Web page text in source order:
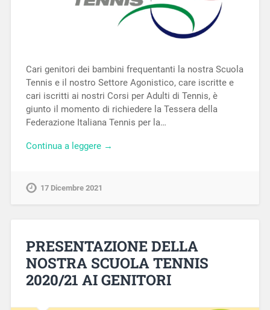
Cari genitori dei bambini frequentanti la nostra Scuola
Tennis e il nostro Settore Agonistico, care iscritte e
cari iscritti ai nostri Corsi per Adulti di Tennis, è
giunto il momento di richiedere la Tessera della
Federazione Italiana Tennis per la…
Continua a leggere →
17 Dicembre 2021
PRESENTAZIONE DELLA
NOSTRA SCUOLA TENNIS
2020/21 AI GENITORI